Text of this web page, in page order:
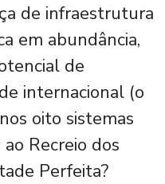
de infraestrutura
em abundância,
de
internacional (o
oito sistemas
Recreio dos
Perfeita?